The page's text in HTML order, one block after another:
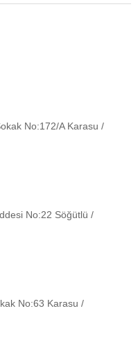
No:172/A Karasu /
No:22 Söğütlü /
No:63 Karasu /